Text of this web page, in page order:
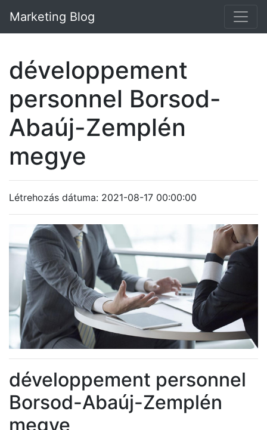
Marketing Blog
développement
personnel Borsod-
Abaúj-Zemplén
megye
Létrehozás dátuma: 2021-08-17 00:00:00
développement personnel
Borsod-Abaúj-Zemplén
megye